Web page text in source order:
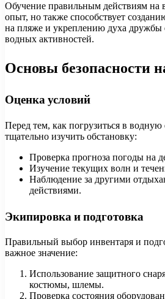
Обучение правильным действиям на
опыт, но также способствует
на пляже и укреплению духа дружбы
водных активностей.
Основы безопасности
Оценка условий
Перед тем, как погрузиться в
тщательно изучить обстановку:
Проверка прогноза погоды на
Изучение текущих волн и
Наблюдение за другими
действиями.
Экипировка и подготовка
Правильный выбор инвентаря и
важное значение:
Использование защитного
костюмы, шлемы.
Проверка состояния